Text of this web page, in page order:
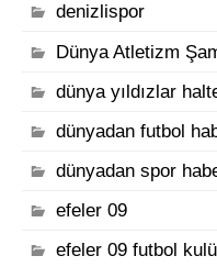
denizlispor
Dünya Atletizm
dünya yıldızlar
dünyadan futbol
dünyadan spor
efeler 09
efeler 09 futbol